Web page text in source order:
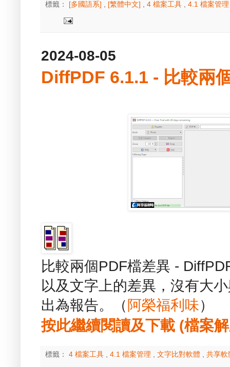
標籤： [多國語系] , [繁體中文] , 4 檔案工具 , 4.1 檔案管
2024-08-05
DiffPDF 6.1.1 - 比較兩
比較兩個PDF檔差異 -
以及文字上的差異，沒有大
出為報告。（ 阿榮福利味）
按此繼續閱讀及下載 (檔案
標籤： 4 檔案工具 , 4.1 檔案管理 , 文字比對軟體 , 共享